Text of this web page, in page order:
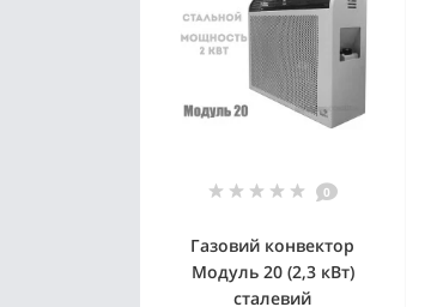
0
Газовий конвектор
Модуль 20 (2,3 кВт)
сталевий